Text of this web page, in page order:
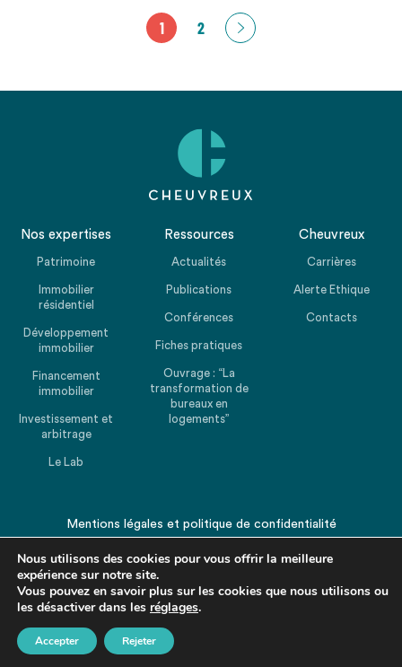
1 2
Nos expertises
Patrimoine
Immobilier
résidentiel
Développement
immobilier
Financement
immobilier
Investissement et
arbitrage
Le Lab
Ressources
Actualités
Publications
Conférences
Fiches pratiques
Ouvrage : “La
transformation de
bureaux en
logements”
Cheuvreux
Carrières
Alerte Ethique
Contacts
Mentions légales et politique de confidentialité
Revenir en haut de la page
Nous utilisons des cookies pour vous offrir la meilleure
expérience sur notre site.
Vous pouvez en savoir plus sur les cookies que nous utilisons ou
les désactiver dans les réglages.
Accepter Rejeter